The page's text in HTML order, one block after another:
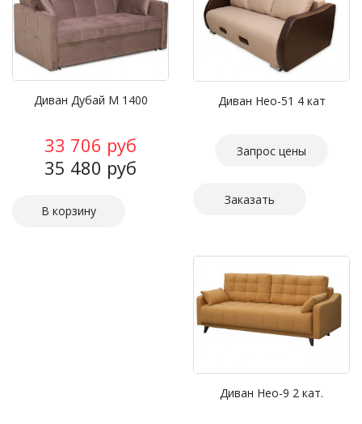
Диван Дубай М 1400
33 706 руб
35 480 руб
Диван Нео-51 4 кат
Запрос цены
Заказать
Диван Нео-9 2 кат.